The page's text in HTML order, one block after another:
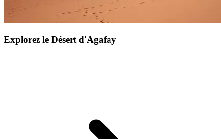
Explorez le Désert d'Agafay